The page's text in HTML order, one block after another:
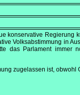
konservative Regierung
Volksabstimmung in
das Parlament immer
zugelassen ist, obwohl